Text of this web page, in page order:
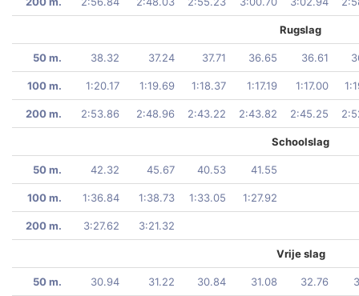
Rugslag
50 m. 38.32 37.24 37.71 36.65 36.61
100 m. 1:20.17 1:19.69 1:18.37 1:17.19 1:17.00
200 m. 2:53.86 2:48.96 2:43.22 2:43.82 2:45.25
Schoolslag
50 m. 42.32 45.67 40.53 41.55
100 m. 1:36.84 1:38.73 1:33.05 1:27.92
200 m. 3:27.62 3:21.32
Vrije slag
50 m. 30.94 31.22 30.84 31.08 32.76